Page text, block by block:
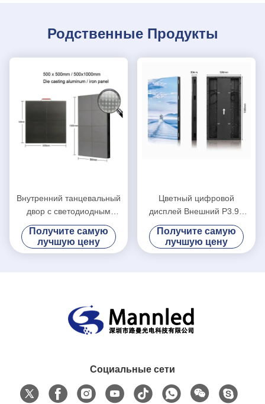
Родственные Продукты
Внутренний танцевальный
двор с светодиодным
дисплеем.
Интеллектуальный
интерактивный экран P3.91
Получите самую
лучшую цену
Цветный цифровой
дисплей Внешний P3.91
SMD Внутренняя дискотека
для вечеринки
Получите самую
лучшую цену
Социальные сети